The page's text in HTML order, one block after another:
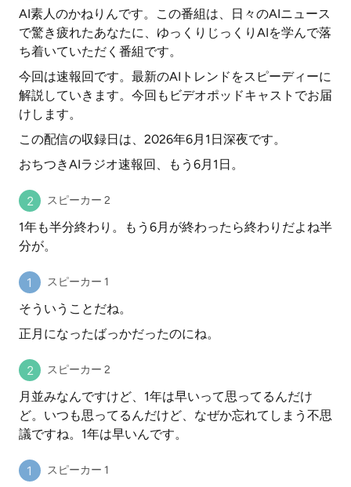
AI素人のかねりんです。この番組は、日々のAIニュース
で驚き疲れたあなたに、ゆっくりじっくりAIを学んで落
ち着いていただく番組です。
今回は速報回です。最新のAIトレンドをスピーディーに
解説していきます。今回もビデオポッドキャストでお届
けします。
この配信の収録日は、2026年6月1日深夜です。
おちつきAIラジオ速報回、もう6月1日。
スピーカー 2
1年も半分終わり。もう6月が終わったら終わりだよね半
分が。
スピーカー 1
そういうことだね。
正月になったばっかだったのにね。
スピーカー 2
月並みなんですけど、1年は早いって思ってるんだけ
ど。いつも思ってるんだけど、なぜか忘れてしまう不思
議ですね。1年は早いんです。
スピーカー 1